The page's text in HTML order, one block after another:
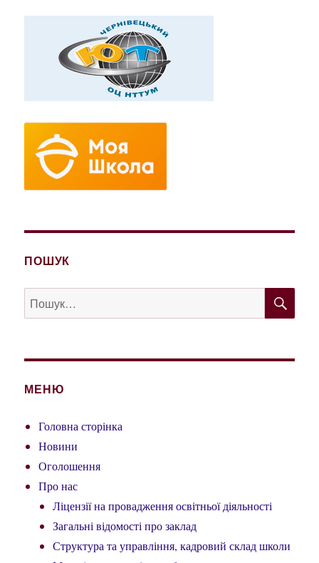
ПОШУК
Пошук
за
МЕНЮ
Головна сторінка
Новини
Оголошення
Про нас
Ліцензії на провадження освітньої діяльності
Загальні відомості про заклад
Структура та управління, кадровий склад школи